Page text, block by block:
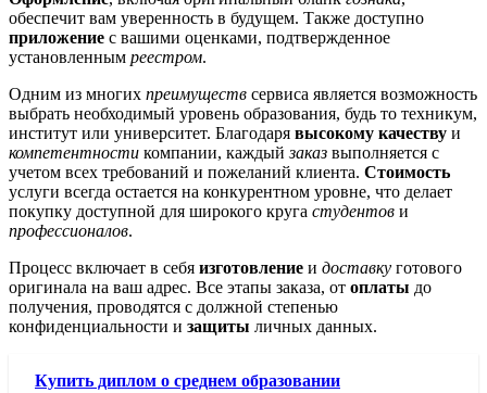
обеспечит вам уверенность в будущем. Также доступно
приложение с вашими оценками, подтвержденное
установленным реестром.
Одним из многих преимуществ сервиса является возможность
выбрать необходимый уровень образования, будь то техникум,
институт или университет. Благодаря высокому качеству и
компетентности компании, каждыйзаказ выполняется с
учетом всех требований и пожеланий клиента. Стоимость
услуги всегда остается на конкурентном уровне, что делает
покупку доступной для широкого круга студентов и
профессионалов.
Процесс включает в себя изготовление и доставку готового
оригинала на ваш адрес. Все этапы заказа, от оплаты до
получения, проводятся с должной степенью
конфиденциальности и защиты личных данных.
Купить диплом о среднем образовании